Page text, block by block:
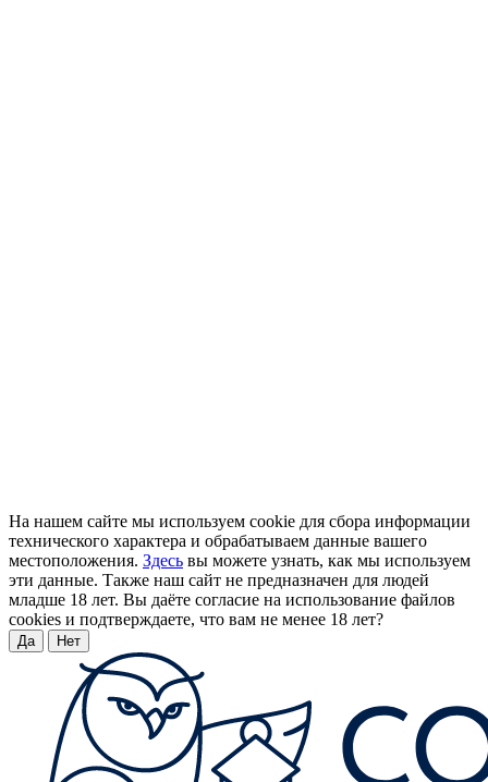
На нашем сайте мы используем cookie для сбора информации
технического характера и обрабатываем данные вашего
местоположения. Здесь вы можете узнать, как мы используем
эти данные. Также наш сайт не предназначен для людей
младше 18 лет. Вы даёте согласие на использование файлов
cookies и подтверждаете, что вам не менее 18 лет?
Да Нет